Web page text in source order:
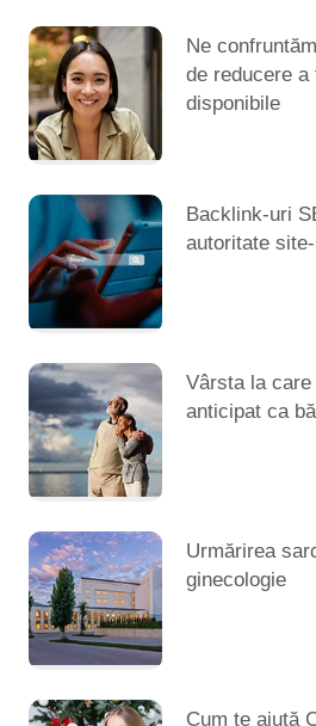
Ne
de reducere a
disponibile
Backlink-uri
autoritate
Vârsta la
anticipat ca
Urmărirea
ginecologie
Cum te ajută